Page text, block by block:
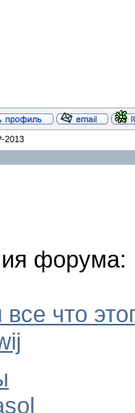
2013
форума:
что